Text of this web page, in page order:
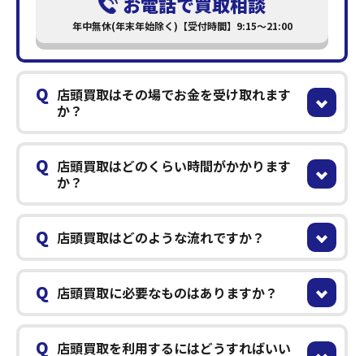
年中無休(年末年始除く)【受付時間】9:15～21:00
Q 店頭買取はその場でお金を受け取れます
か？
Q 店頭買取はどのくらい時間がかかります
か？
Q 店頭買取はどのような流れですか？
Q 店頭買取に必要なものはありますか？
Q 店頭買取を利用するにはどうすればいい